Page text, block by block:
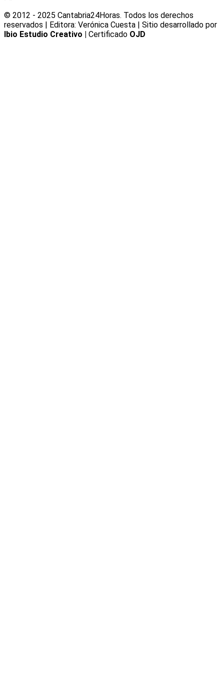
© 2012 - 2025 Cantabria24Horas. Todos los derechos
reservados | Editora: Verónica Cuesta | Sitio desarrollado por
Ibio Estudio Creativo | Certificado OJD